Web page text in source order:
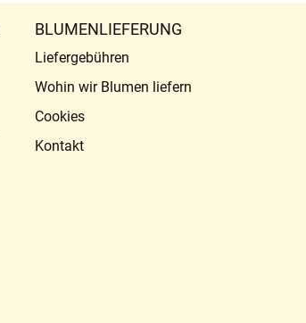
BLUMENLIEFERUNG
Liefergebühren
Wohin wir Blumen liefern
Cookies
Kontakt